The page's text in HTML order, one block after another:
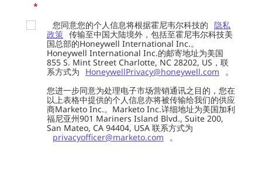
*
您同意您的个人信息将根据霍尼韦尔科技的 隐私
政策 传输至中国大陆境外，包括至霍尼韦尔科技美
国总部的Honeywell International Inc.。
Honeywell International Inc.的邮寄地址为美国
855 S. Mint Street Charlotte, NC 28202, US，联
系方式为
HoneywellPrivacy@honeywell.com
。
您进一步同意为处理电子市场营销通讯之目的，您在
以上表格中提供的个人信息亦将被传输给我们的供应
商Marketo Inc.。Marketo Inc.详细地址为美国加利
福尼亚州901 Mariners Island Blvd., Suite 200,
San Mateo, CA 94404, USA 联系方式为
privacyofficer@marketo.com
。